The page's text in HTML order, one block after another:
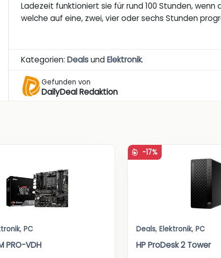
Ladezeit funktioniert sie für rund 100 Stunden,
welche auf eine, zwei, vier oder sechs Stunden
Kategorien:DealsundElektronik.
Gefunden von
DailyDeal Redaktion
, PC
PRO-VDH
-17%
Deals, Elektronik, PC
HP ProDesk 2 Tower